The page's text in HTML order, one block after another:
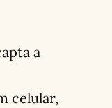
a
celular,